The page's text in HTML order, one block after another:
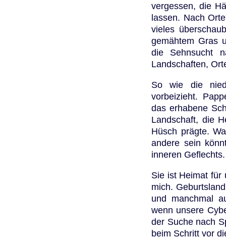
vergessen, die
lassen. Nach
vieles
gemähtem Gras
die Sehnsucht
Landschaften,
So wie die
vorbeizieht.
das erhabene
Landschaft, die
Hüsch prägte.
andere sein
inneren Geflechts.
Sie ist Heimat
mich.
und manchmal
wenn unsere
der Suche nach
beim Schritt vor